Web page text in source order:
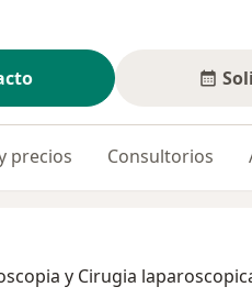
precios Consultorios
y Cirugia